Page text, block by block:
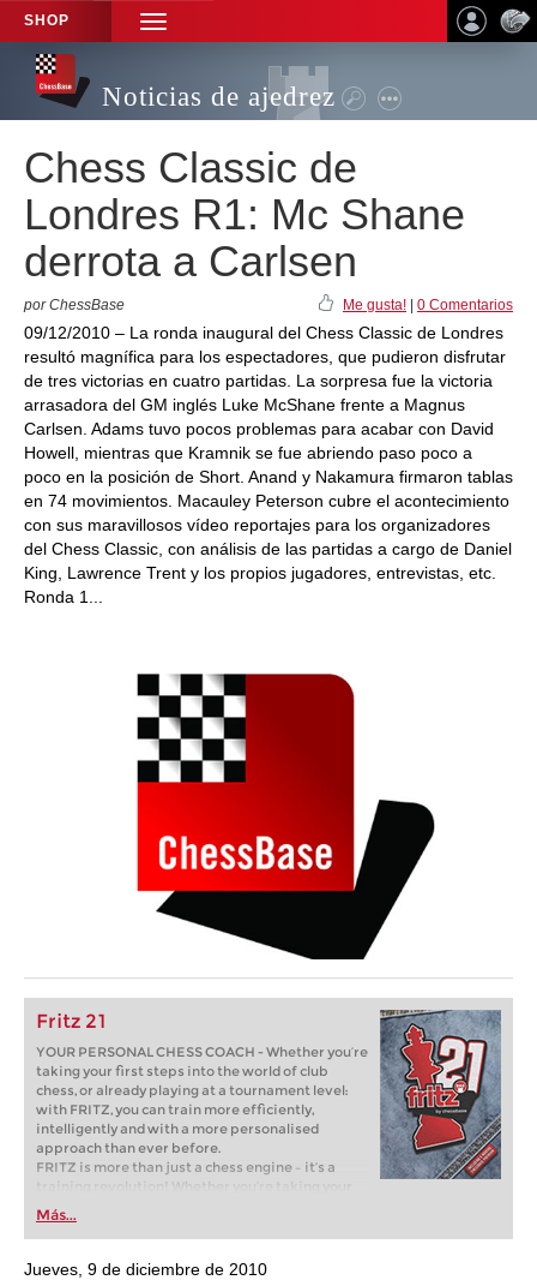
SHOP
TOGGLE
NAVIGATION
Noticias de ajedrez
Chess Classic de
Londres R1: Mc Shane
derrota a Carlsen
por ChessBase Me gusta! 0 Comentarios
09/12/2010 – La ronda inaugural del Chess Classic de Londres
resultó magnífica para los espectadores, que pudieron disfrutar
de tres victorias en cuatro partidas. La sorpresa fue la victoria
arrasadora del GM inglés Luke McShane frente a Magnus
Carlsen. Adams tuvo pocos problemas para acabar con David
Howell, mientras que Kramnik se fue abriendo paso poco a
poco en la posición de Short. Anand y Nakamura firmaron tablas
en 74 movimientos. Macauley Peterson cubre el acontecimiento
con sus maravillosos vídeo reportajes para los organizadores
del Chess Classic, con análisis de las partidas a cargo de Daniel
King, Lawrence Trent y los propios jugadores, entrevistas, etc.
Ronda 1...
Fritz 21
YOUR PERSONAL CHESS COACH - Whether you’re
taking your first steps into the world of club
chess, or already playing at a tournament level:
with FRITZ, you can train more efficiently,
intelligently and with a more personalised
approach than ever before.
FRITZ is more than just a chess engine – it’s a
training revolution! Whether you’re taking your
first steps into the world of club chess, or already
playing at a tournament level: with FRITZ, you can
train more efficiently, intelligently and with a
more personalised approach than ever before.
Más...
Jueves, 9 de diciembre de 2010